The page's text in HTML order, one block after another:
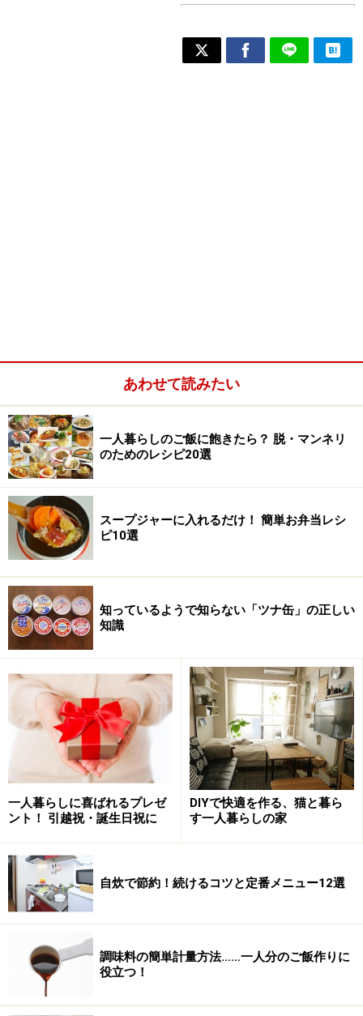
あわせて読みたい
一人暮らしのご飯に飽きたら？ 脱・マンネリ
のためのレシピ20選
スープジャーに入れるだけ！ 簡単お弁当レシ
ピ10選
知っているようで知らない「ツナ缶」の正しい
知識
一人暮らしに喜ばれるプレゼ
ント！ 引越祝・誕生日祝に
DIYで快適を作る、猫と暮ら
す一人暮らしの家
自炊で節約！続けるコツと定番メニュー12選
調味料の簡単計量方法……一人分のご飯作りに
役立つ！